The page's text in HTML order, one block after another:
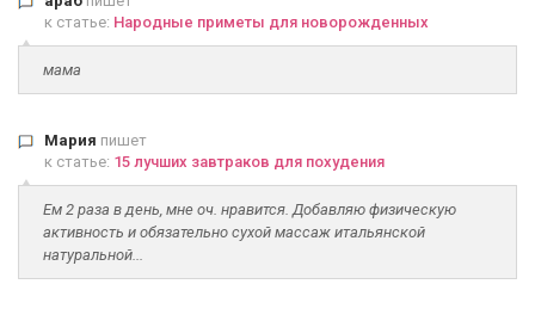
к статье: Народные приметы для новорожденных
мама
Мария пишет
к статье: 15 лучших завтраков для похудения
Ем 2 раза в день, мне оч. нравится. Добавляю физическую
активность и обязательно сухой массаж итальянской
натуральной...